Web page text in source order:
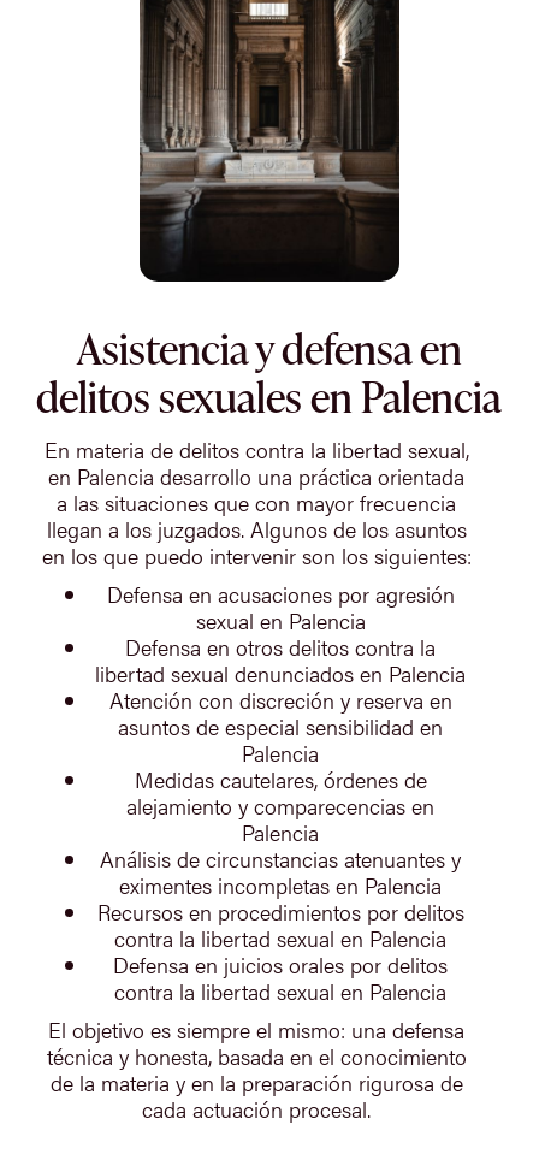
Asistencia y defensa en
delitos sexuales en Palencia
En materia de delitos contra la libertad sexual,
en Palencia desarrollo una práctica orientada
a las situaciones que con mayor frecuencia
llegan a los juzgados. Algunos de los asuntos
en los que puedo intervenir son los siguientes:
Defensa en acusaciones por agresión
sexual en Palencia
Defensa en otros delitos contra la
libertad sexual denunciados en Palencia
Atención con discreción y reserva en
asuntos de especial sensibilidad en
Palencia
Medidas cautelares, órdenes de
alejamiento y comparecencias en
Palencia
Análisis de circunstancias atenuantes y
eximentes incompletas en Palencia
Recursos en procedimientos por delitos
contra la libertad sexual en Palencia
Defensa en juicios orales por delitos
contra la libertad sexual en Palencia
El objetivo es siempre el mismo: una defensa
técnica y honesta, basada en el conocimiento
de la materia y en la preparación rigurosa de
cada actuación procesal.